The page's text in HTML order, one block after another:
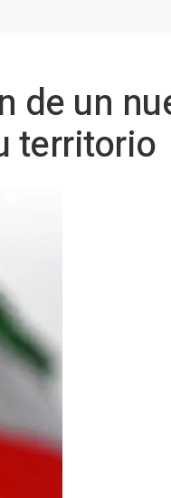
de un
territorio